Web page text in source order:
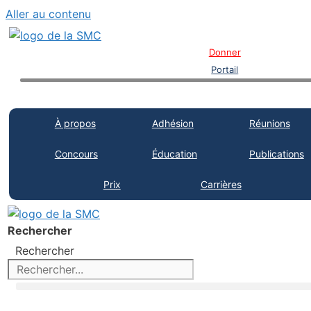
Aller au contenu
Donner
Portail
À propos Adhésion Réunions
Concours Éducation Publications
Prix Carrières
Rechercher
Rechercher